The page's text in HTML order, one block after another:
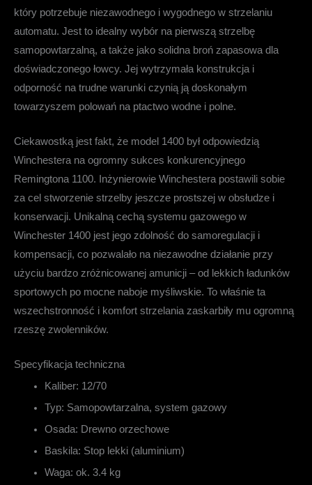
który potrzebuje niezawodnego i wygodnego w strzelaniu
automatu. Jest to idealny wybór na pierwszą strzelbę
samopowtarzalną, a także jako solidna broń zapasowa dla
doświadczonego łowcy. Jej wytrzymała konstrukcja i
odporność na trudne warunki czynią ją doskonałym
towarzyszem polowań na ptactwo wodne i polne.
Ciekawostką jest fakt, że model 1400 był odpowiedzią
Winchestera na ogromny sukces konkurencyjnego
Remingtona 1100. Inżynierowie Winchestera postawili sobie
za cel stworzenie strzelby jeszcze prostszej w obsłudze i
konserwacji. Unikalną cechą systemu gazowego w
Winchester 1400 jest jego zdolność do samoregulacji i
kompensacji, co pozwalało na niezawodne działanie przy
użyciu bardzo zróżnicowanej amunicji – od lekkich ładunków
sportowych po mocne naboje myśliwskie. To właśnie ta
wszechstronność i komfort strzelania zaskarbiły mu ogromną
rzeszę zwolenników.
Specyfikacja techniczna
Kaliber: 12/70
Typ: Samopowtarzalna, system gazowy
Osada: Drewno orzechowe
Baskila: Stop lekki (aluminium)
Waga: ok. 3.4 kg